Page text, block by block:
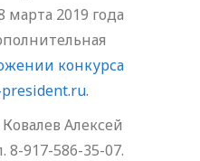
2019 года
конкурса
Алексей
917-586-35-07.